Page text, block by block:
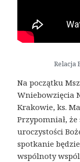
Relacja
Na początku
Wniebowzięcia
Krakowie, ks.
Przypomniał,
uroczystości
spotkanie
wspólnoty